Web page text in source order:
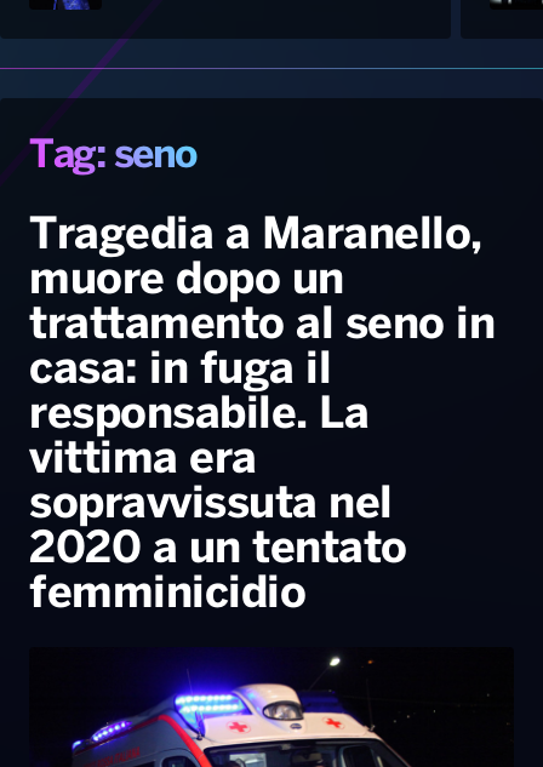
Palinsesto
Hit Dance
Giochi&Concorsi
PALATOUR
Notizie
Locali
Musica e Spettacolo
Sport
Radio Norba Consiglia
Leggerissime
Playlist
Generale
Novità
Notiziario
Interviste
Oroscopo
Speciale Astrabilia 2026
Gallery
Radio Norba News TV
Voce al Bari
Battiti Live 2026
Gallery
Tag: seno
Tragedia a Maranello,
muore dopo un
trattamento al seno in
casa: in fuga il
responsabile. La
vittima era
sopravvissuta nel
2020 a un tentato
femminicidio